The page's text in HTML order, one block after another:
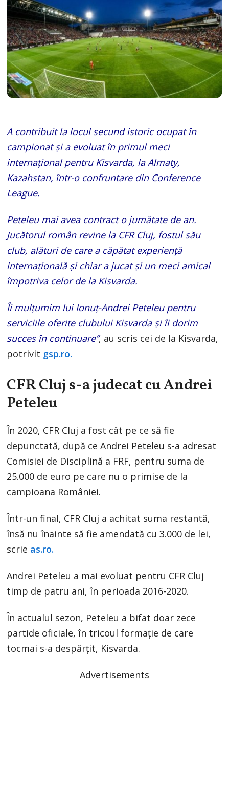
A contribuit la locul secund istoric ocupat în
campionat și a evoluat în primul meci
internațional pentru Kisvarda, la Almaty,
Kazahstan, într-o confruntare din Conference
League.
Peteleu mai avea contract o jumătate de an.
Jucătorul român revine la CFR Cluj, fostul său
club, alături de care a căpătat experiență
internațională și chiar a jucat și un meci amical
împotriva celor de la Kisvarda.
Îi mulțumim lui Ionuț-Andrei Peteleu pentru
serviciile oferite clubului Kisvarda și îi dorim
succes în continuare”, au scris cei de la Kisvarda,
potrivit gsp.ro.
CFR Cluj s-a judecat cu Andrei
Peteleu
În 2020, CFR Cluj a fost cât pe ce să fie
depunctată, după ce Andrei Peteleu s-a adresat
Comisiei de Disciplină a FRF, pentru suma de
25.000 de euro pe care nu o primise de la
campioana României.
Într-un final, CFR Cluj a achitat suma restantă,
însă nu înainte să fie amendată cu 3.000 de lei,
scrie as.ro.
Andrei Peteleu a mai evoluat pentru CFR Cluj
timp de patru ani, în perioada 2016-2020.
În actualul sezon, Peteleu a bifat doar zece
partide oficiale, în tricoul formație de care
tocmai s-a despărțit, Kisvarda.
Advertisements